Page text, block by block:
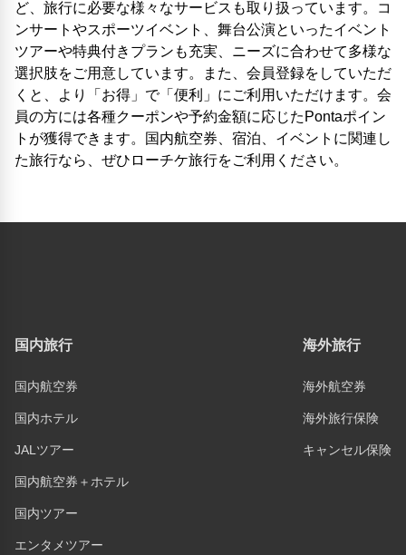
ど、旅行に必要な様々なサービスも取り扱っています。コ
ンサートやスポーツイベント、舞台公演といったイベント
ツアーや特典付きプランも充実、ニーズに合わせて多様な
選択肢をご用意しています。また、会員登録をしていただ
くと、より「お得」で「便利」にご利用いただけます。会
員の方には各種クーポンや予約金額に応じたPontaポイン
トが獲得できます。国内航空券、宿泊、イベントに関連し
た旅行なら、ぜひローチケ旅行をご利用ください。
国内旅行
国内航空券
国内ホテル
JALツアー
国内航空券＋ホテル
国内ツアー
エンタメツアー
海外旅行
海外航空券
海外旅行保険
キャンセル保険